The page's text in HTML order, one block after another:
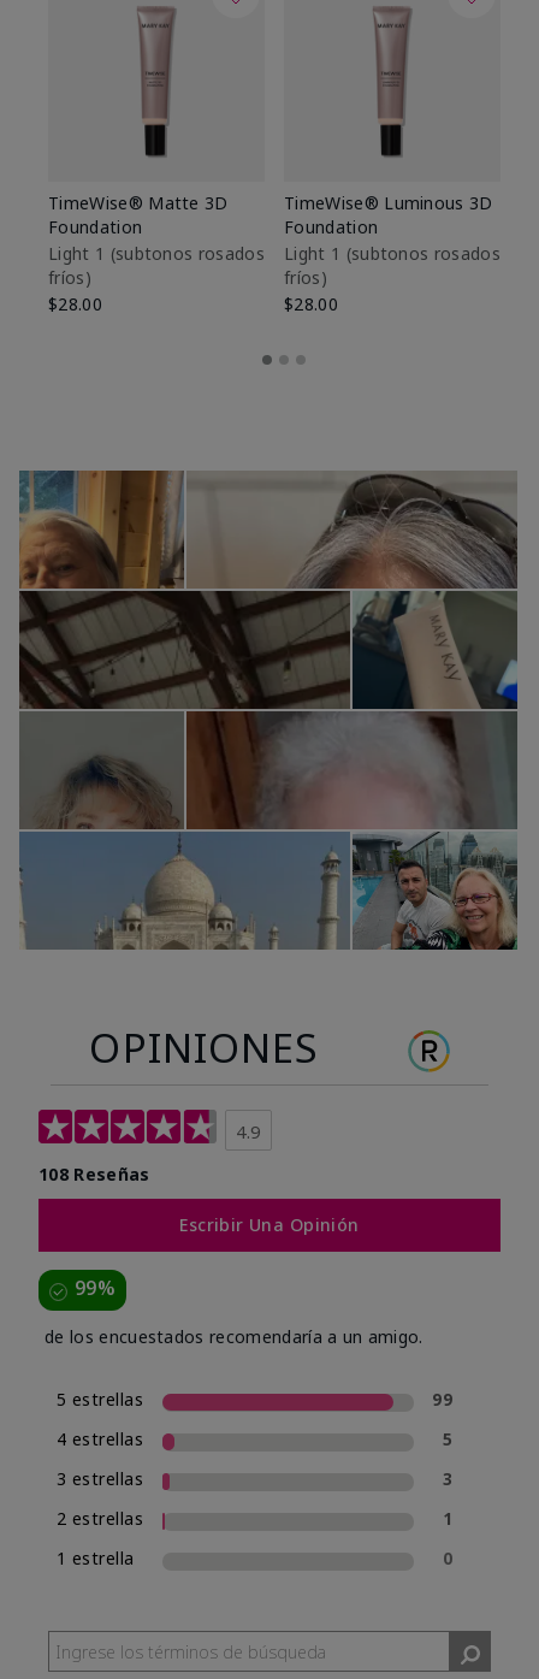
TimeWise® Matte 3D
Foundation
Light 1​ (subtonos rosados
fríos)
$28.00
TimeWise® Luminous 3D
Foundation
Light 1​ (subtonos rosados
fríos)
$28.00
OPINIONES
4.9
108 Reseñas
Escribir Una Opinión
99%
de los encuestados recomendaría a un amigo.
5 estrellas
99
4 estrellas
5
3 estrellas
3
2 estrellas
1
1 estrella
0